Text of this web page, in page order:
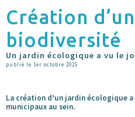
Création d’un jardin de la
biodiversité
Un jardin écologique a vu le
publié le 1er octobre 2025
La création d’un jardin écologique
municipaux au sein.